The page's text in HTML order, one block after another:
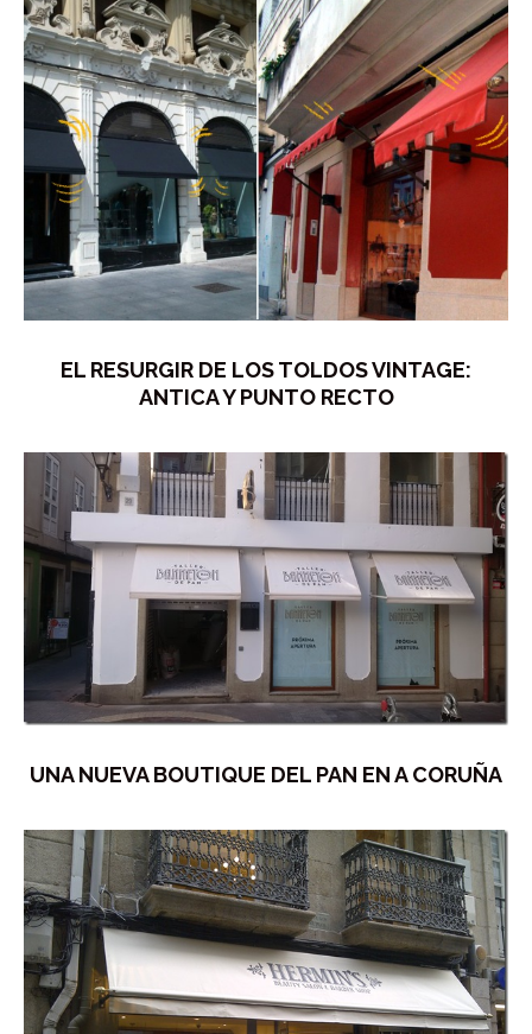
EL RESURGIR DE LOS TOLDOS VINTAGE:
ANTICA Y PUNTO RECTO
UNA NUEVA BOUTIQUE DEL PAN EN A CORUÑA